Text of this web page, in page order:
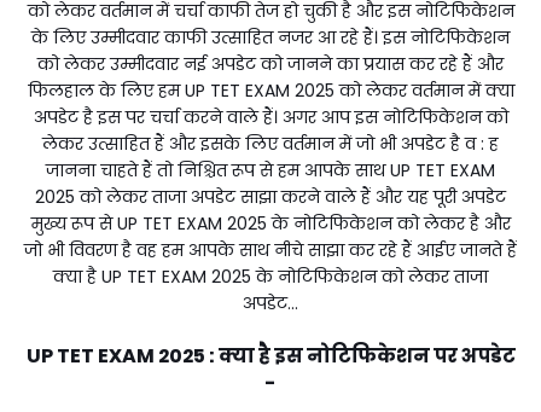
को लेकर वर्तमान में चर्चा काफी तेज हो चुकी है और इस नोटिफिकेशन
के लिए उम्मीदवार काफी उत्साहित नजर आ रहे हैं। इस नोटिफिकेशन
को लेकर उम्मीदवार नई अपडेट को जानने का प्रयास कर रहे हैं और
फिलहाल के लिए हम UP TET EXAM 2025 को लेकर वर्तमान में क्या
अपडेट है इस पर चर्चा करने वाले हैं। अगर आप इस नोटिफिकेशन को
लेकर उत्साहित हैं और इसके लिए वर्तमान में जो भी अपडेट है व : ह
जानना चाहते हैं तो निश्चित रूप से हम आपके साथ UP TET EXAM
2025 को लेकर ताजा अपडेट साझा करने वाले हैं और यह पूरी अपडेट
मुख्य रूप से UP TET EXAM 2025 के नोटिफिकेशन को लेकर है और
जो भी विवरण है वह हम आपके साथ नीचे साझा कर रहे हैं आईए जानते हैं
क्या है UP TET EXAM 2025 के नोटिफिकेशन को लेकर ताजा
अपडेट...
UP TET EXAM 2025 : क्या है इस नोटिफिकेशन पर अपडेट
-